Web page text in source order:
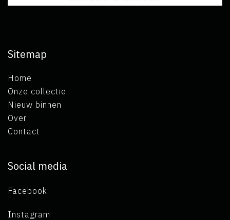
Sitemap
Home
Onze collectie
Nieuw binnen
Over
Contact
Social media
Facebook
Instagram